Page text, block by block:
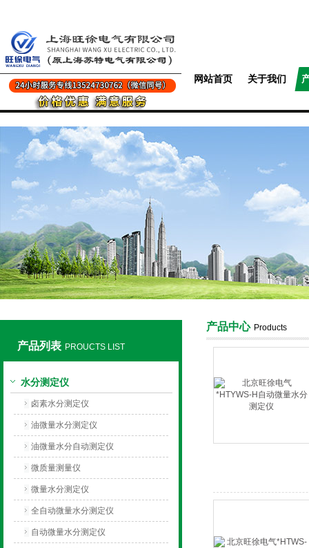
网站首页 关于我们
产品列表 PROUCTS LIST
水分测定仪
卤素水分测定仪
油微量水分测定仪
油微量水分自动测定仪
微质量测量仪
微量水分测定仪
全自动微量水分测定仪
自动微量水分测定仪
产品中心 Products